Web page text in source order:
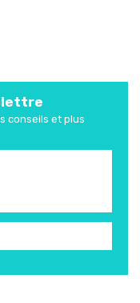
conseils et plus